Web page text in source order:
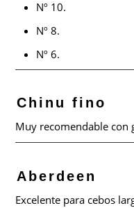
Nº 10.
Nº 8.
Nº 6.
Chinu fino
Muy recomendable con
Aberdeen
Excelente para cebos